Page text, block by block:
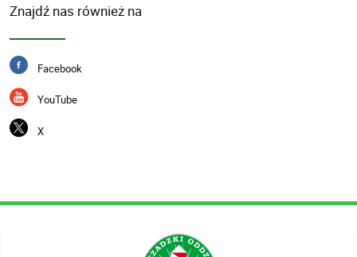
Znajdź nas również na
Facebook
YouTube
X